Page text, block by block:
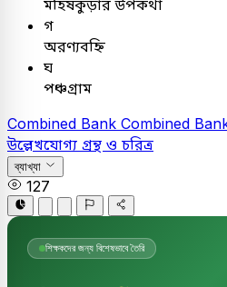
মহিষকুড়ার উপকথা
গ
অরণ্যবহ্নি
ঘ
পঞ্চগ্রাম
Combined Bank Combined
উল্লেখযোগ্য গ্রন্থ ও চরিত্র
ব্যাখ্যা
127
শিক্ষকদের জন্য বিশেষভাবে তৈরি